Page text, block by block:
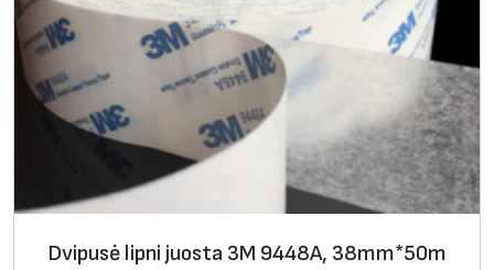
Dvipusė lipni juosta 3M 9448A, 38mm*50m